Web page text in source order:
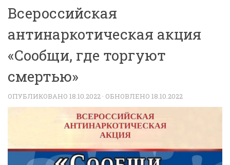
Всероссийская
антинаркотическая акция
«Сообщи, где торгуют
смертью»
ОПУБЛИКОВАНО 18.10.2022 · ОБНОВЛЕНО 18.10.2022